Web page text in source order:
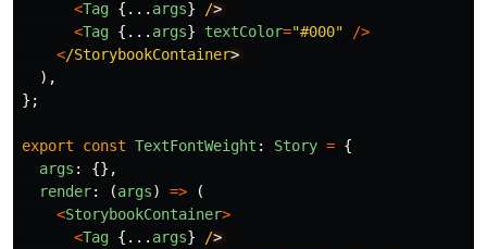
<Tag {... args} /
<Tag {... args} textColor="#000"
/>
</StorybookContainer
),
};
export const TextFontWeight : Story = {
args :
{},
render: (args) =>
(
<StorybookContainer>
<Tag {... args} /